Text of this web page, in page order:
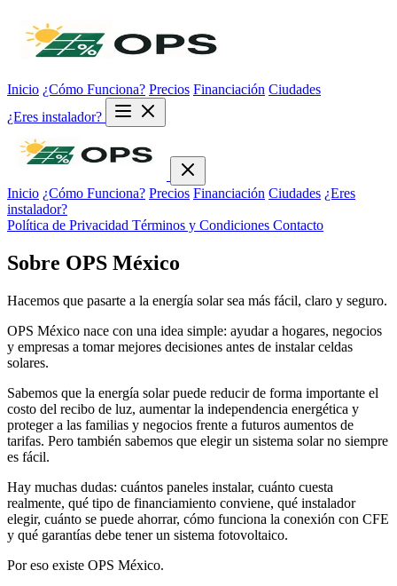
Inicio ¿Cómo Funciona? Precios Financiación Ciudades
¿Eres instalador?
Inicio ¿Cómo Funciona? Precios Financiación Ciudades ¿Eres
instalador?
Política de Privacidad Términos y Condiciones Contacto
Sobre OPS México
Hacemos que pasarte a la energía solar sea más fácil, claro y seguro.
OPS México nace con una idea simple: ayudar a hogares, negocios
y empresas a tomar mejores decisiones antes de instalar celdas
solares.
Sabemos que la energía solar puede reducir de forma importante el
costo del recibo de luz, aumentar la independencia energética y
proteger a las familias y negocios frente a futuros aumentos de
tarifas. Pero también sabemos que elegir un sistema solar no siempre
es fácil.
Hay muchas dudas: cuántos paneles instalar, cuánto cuesta
realmente, qué tipo de financiamiento conviene, qué instalador
elegir, cuánto se puede ahorrar, cómo funciona la conexión con CFE
y qué garantías debe tener un sistema fotovoltaico.
Por eso existe OPS México.